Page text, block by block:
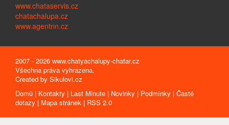
www.chataservis.cz
chatachalupa.cz
www.agentnn.cz
2007 - 2026 www.chatyachalupy-chatar.cz
Všechna práva vyhrazena.
Created by Sikulovi.cz
Domů | Kontakty | Last Minute | Novinky | Podmínky | Časté
dotazy | Mapa stránek | RSS 2.0